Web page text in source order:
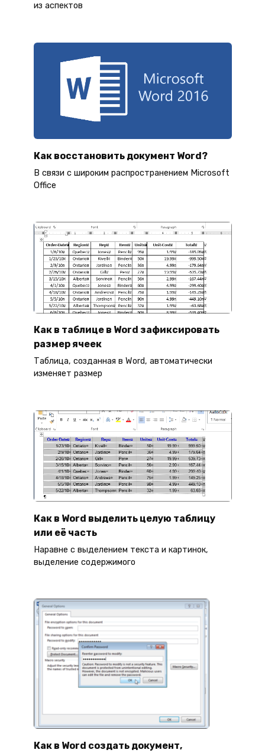
из аспектов
Как восстановить документ Word?
В связи с широким распространением Microsoft
Office
Как в таблице в Word зафиксировать
размер ячеек
Таблица, созданная в Word, автоматически
изменяет размер
Как в Word выделить целую таблицу
или её часть
Наравне с выделением текста и картинок,
выделение содержимого
Как в Word создать документ,